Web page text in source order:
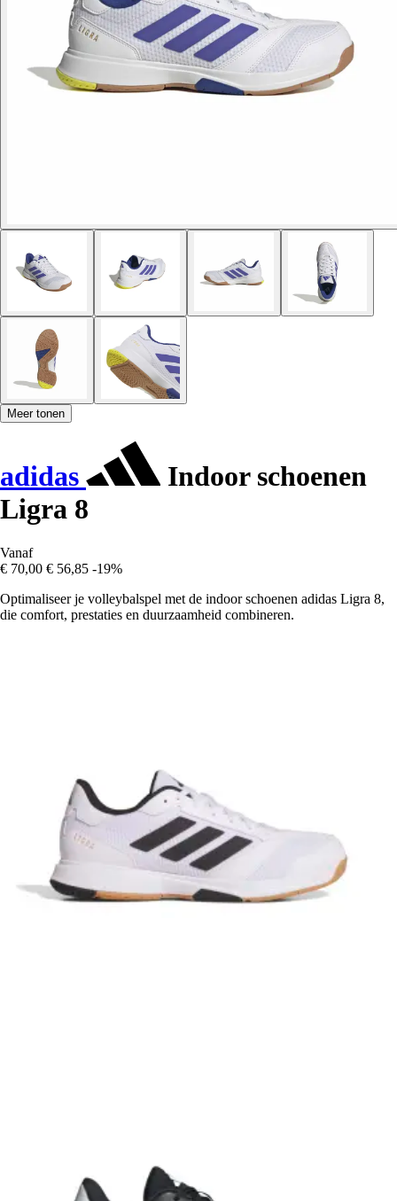
Meer tonen
adidas
Indoor schoenen
Ligra 8
Vanaf
€ 70,00 € 56,85 -19%
Optimaliseer je volleybalspel met de indoor schoenen adidas Ligra 8,
die comfort, prestaties en duurzaamheid combineren.